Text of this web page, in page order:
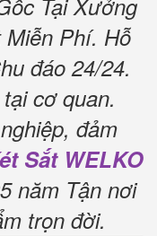
Tại Xưởng
Miễn Phí. Hỗ
đáo 24/24.
cơ quan.
đảm
Sắt WELKO
năm Tận nơi
trọn đời.